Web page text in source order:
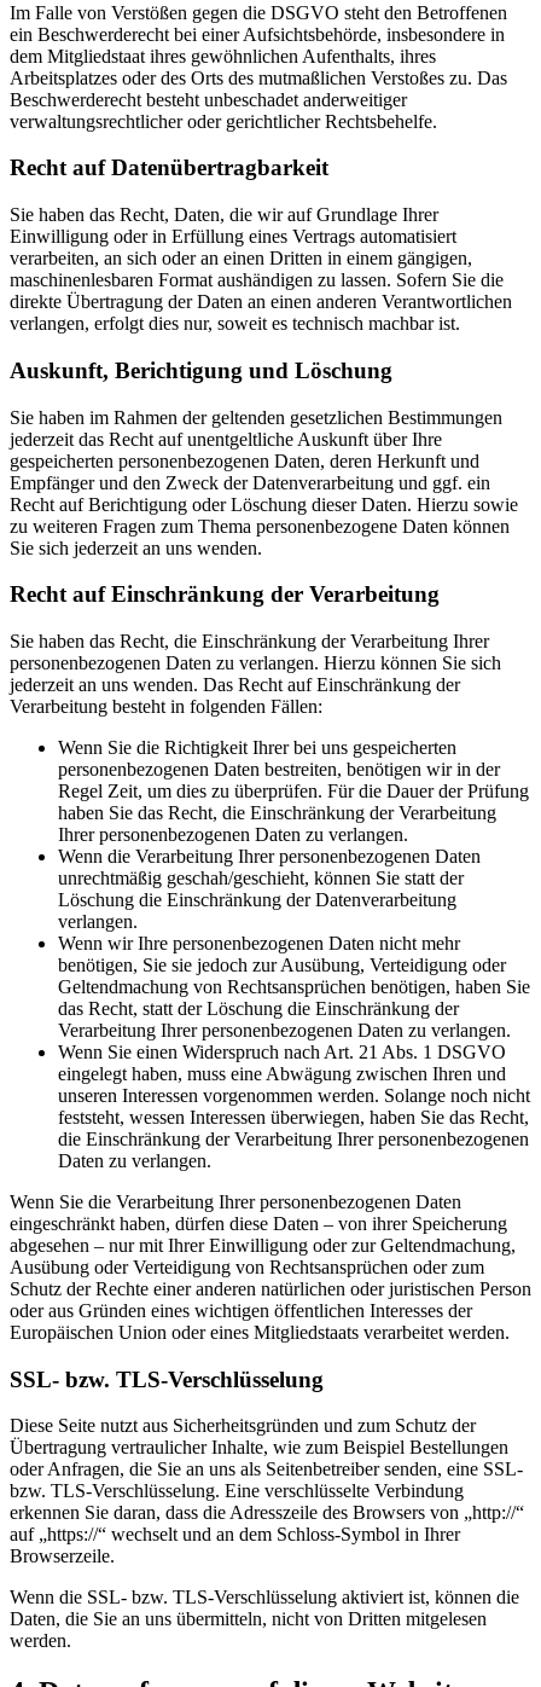
Im Falle von Verstößen gegen die DSGVO steht den Betroffenen
ein Beschwerderecht bei einer Aufsichtsbehörde, insbesondere in
dem Mitgliedstaat ihres gewöhnlichen Aufenthalts, ihres
Arbeitsplatzes oder des Orts des mutmaßlichen Verstoßes zu. Das
Beschwerderecht besteht unbeschadet anderweitiger
verwaltungsrechtlicher oder gerichtlicher Rechtsbehelfe.
Recht auf Daten­übertrag­barkeit
Sie haben das Recht, Daten, die wir auf Grundlage Ihrer
Einwilligung oder in Erfüllung eines Vertrags automatisiert
verarbeiten, an sich oder an einen Dritten in einem gängigen,
maschinenlesbaren Format aushändigen zu lassen. Sofern Sie die
direkte Übertragung der Daten an einen anderen Verantwortlichen
verlangen, erfolgt dies nur, soweit es technisch machbar ist.
Auskunft, Berichtigung und Löschung
Sie haben im Rahmen der geltenden gesetzlichen Bestimmungen
jederzeit das Recht auf unentgeltliche Auskunft über Ihre
gespeicherten personenbezogenen Daten, deren Herkunft und
Empfänger und den Zweck der Datenverarbeitung und ggf. ein
Recht auf Berichtigung oder Löschung dieser Daten. Hierzu sowie
zu weiteren Fragen zum Thema personenbezogene Daten können
Sie sich jederzeit an uns wenden.
Recht auf Einschränkung der Verarbeitung
Sie haben das Recht, die Einschränkung der Verarbeitung Ihrer
personenbezogenen Daten zu verlangen. Hierzu können Sie sich
jederzeit an uns wenden. Das Recht auf Einschränkung der
Verarbeitung besteht in folgenden Fällen:
Wenn Sie die Richtigkeit Ihrer bei uns gespeicherten
personenbezogenen Daten bestreiten, benötigen wir in der
Regel Zeit, um dies zu überprüfen. Für die Dauer der Prüfung
haben Sie das Recht, die Einschränkung der Verarbeitung
Ihrer personenbezogenen Daten zu verlangen.
Wenn die Verarbeitung Ihrer personenbezogenen Daten
unrechtmäßig geschah/geschieht, können Sie statt der
Löschung die Einschränkung der Datenverarbeitung
verlangen.
Wenn wir Ihre personenbezogenen Daten nicht mehr
benötigen, Sie sie jedoch zur Ausübung, Verteidigung oder
Geltendmachung von Rechtsansprüchen benötigen, haben Sie
das Recht, statt der Löschung die Einschränkung der
Verarbeitung Ihrer personenbezogenen Daten zu verlangen.
Wenn Sie einen Widerspruch nach Art. 21 Abs. 1 DSGVO
eingelegt haben, muss eine Abwägung zwischen Ihren und
unseren Interessen vorgenommen werden. Solange noch nicht
feststeht, wessen Interessen überwiegen, haben Sie das Recht,
die Einschränkung der Verarbeitung Ihrer personenbezogenen
Daten zu verlangen.
Wenn Sie die Verarbeitung Ihrer personenbezogenen Daten
eingeschränkt haben, dürfen diese Daten – von ihrer Speicherung
abgesehen – nur mit Ihrer Einwilligung oder zur Geltendmachung,
Ausübung oder Verteidigung von Rechtsansprüchen oder zum
Schutz der Rechte einer anderen natürlichen oder juristischen Person
oder aus Gründen eines wichtigen öffentlichen Interesses der
Europäischen Union oder eines Mitgliedstaats verarbeitet werden.
SSL- bzw. TLS-Verschlüsselung
Diese Seite nutzt aus Sicherheitsgründen und zum Schutz der
Übertragung vertraulicher Inhalte, wie zum Beispiel Bestellungen
oder Anfragen, die Sie an uns als Seitenbetreiber senden, eine SSL-
bzw. TLS-Verschlüsselung. Eine verschlüsselte Verbindung
erkennen Sie daran, dass die Adresszeile des Browsers von „http://“
auf „https://“ wechselt und an dem Schloss-Symbol in Ihrer
Browserzeile.
Wenn die SSL- bzw. TLS-Verschlüsselung aktiviert ist, können die
Daten, die Sie an uns übermitteln, nicht von Dritten mitgelesen
werden.